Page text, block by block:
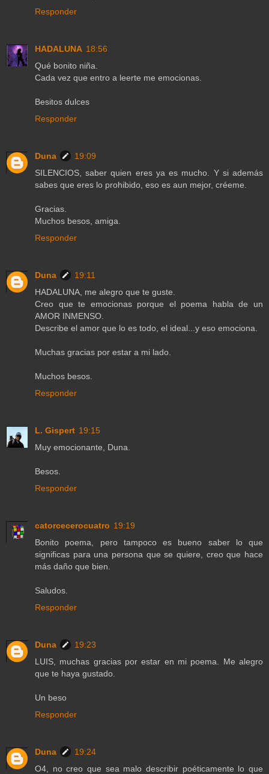
Responder
HADALUNA 18:56
Qué bonito niña.
Cada vez que entro a leerte me emocionas.
Besitos dulces
Responder
Duna
19:09
SILENCIOS, saber quien eres ya es mucho. Y si además
sabes que eres lo prohibido, eso es aun mejor, créeme.
Gracias.
Muchos besos, amiga.
Responder
Duna
19:11
HADALUNA, me alegro que te guste.
Creo que te emocionas porque el poema habla de un
AMOR INMENSO.
Describe el amor que lo es todo, el ideal...y eso emociona.
Muchas gracias por estar a mi lado.
Muchos besos.
Responder
L. Gispert 19:15
Muy emocionante, Duna.
Besos.
Responder
catorcecerocuatro 19:19
Bonito poema, pero tampoco es bueno saber lo que
significas para una persona que se quiere, creo que hace
más daño que bien.
Saludos.
Responder
Duna
19:23
LUIS, muchas gracias por estar en mi poema. Me alegro
que te haya gustado.
Un beso
Responder
Duna
19:24
O4, no creo que sea malo describir poéticamente lo que